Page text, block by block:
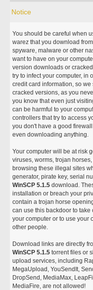
Notice
You should be careful when
warez that you download
spyware, malware or other
want to have on your
version downloads or
try to infect your computer, in
credit card information, so
cracked versions, as you
you know that even just
can be harmful to your
controllers that try to access
you don't have a good
even downloading anything.
Your computer will be at risk
viruses, worms, trojan
browsing these illegal sites
generator, pirate key, serial
WinSCP 5.1.5 download.
installation or breach your
contain a trojan horse
can use this backdoor to take
your computer or to use your
other people.
Download links are directly
WinSCP 5.1.5 torrent files or
upload services, including
MegaUpload, YouSendIt,
DropSend, MediaMax,
MediaFire, are not allowed!